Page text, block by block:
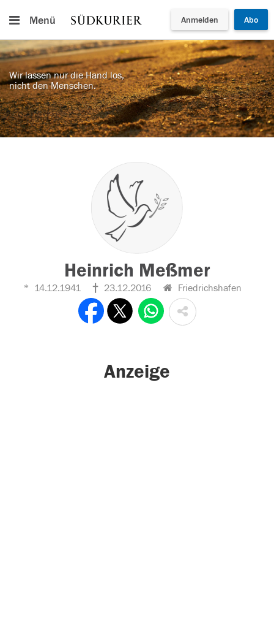
Menü Anmelden Abo
Wir lassen nur die Hand los,
nicht den Menschen.
Heinrich Meßmer
14.12.1941 23.12.2016 Friedrichshafen
Anzeige